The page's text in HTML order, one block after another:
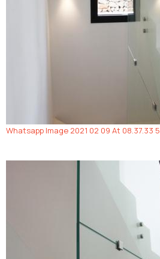
Whatsapp Image 2021 02 09 At 08.37.33 5